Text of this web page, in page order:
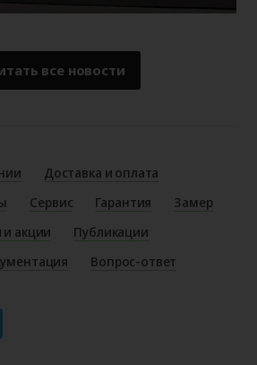
все новости
Доставка и оплата
Сервис Гарантия
Замер
акции
Публикации
Вопрос-ответ